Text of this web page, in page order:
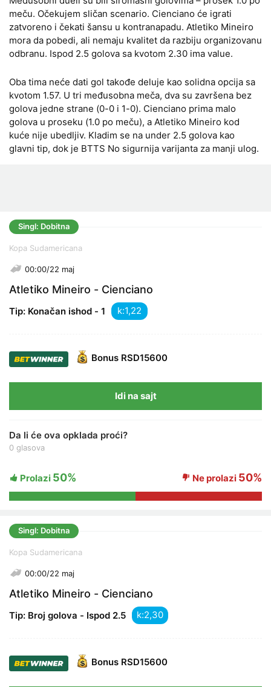
meču. Očekujem sličan scenario. Cienciano će igrati
zatvoreno i čekati šansu u kontranapadu. Atletiko Mineiro
mora da pobedi, ali nemaju kvalitet da razbiju organizovanu
odbranu. Ispod 2.5 golova sa kvotom 2.30 ima value.
Oba tima neće dati gol takođe deluje kao solidna opcija sa
kvotom 1.57. U tri međusobna meča, dva su završena bez
golova jedne strane (0-0 i 1-0). Cienciano prima malo
golova u proseku (1.0 po meču), a Atletiko Mineiro kod
kuće nije ubedljiv. Kladim se na under 2.5 golova kao
glavni tip, dok je BTTS No sigurnija varijanta za manji ulog.
Singl: Dobitna
Kopa Sudamericana
00:00/22 maj
Atletiko Mineiro - Cienciano
Tip: Konačan ishod - 1 k:
Bonus RSD15600
Idi na sajt
Da li će ova opklada proći?
0 glasova
Prolazi 50% Ne prolazi 50%
Singl: Dobitna
Kopa Sudamericana
00:00/22 maj
Atletiko Mineiro - Cienciano
Tip: Broj golova - Ispod 2.5 k:
Bonus RSD15600